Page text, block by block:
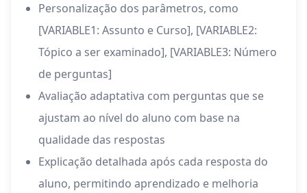
Personalização dos parâmetros, como
[VARIABLE1: Assunto e Curso], [VARIABLE2:
Tópico a ser examinado], [VARIABLE3: Número
de perguntas]
Avaliação adaptativa com perguntas que se
ajustam ao nível do aluno com base na
qualidade das respostas
Explicação detalhada após cada resposta do
aluno, permitindo aprendizado e melhoria